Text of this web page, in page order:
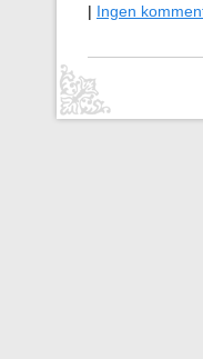
| Ingen